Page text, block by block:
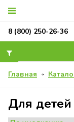
8 (800) 250-26-36
Главная
Для детей